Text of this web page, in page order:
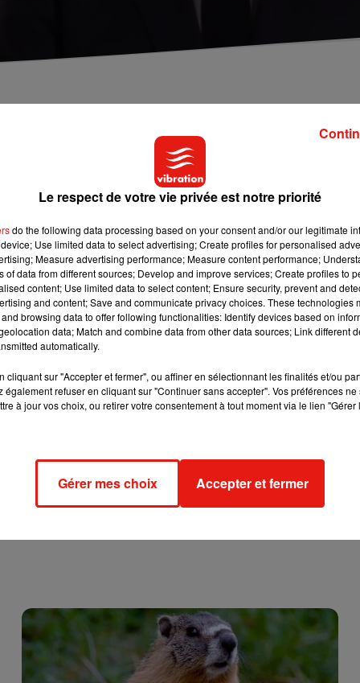
20H00, a annoncé l'Elysée, alors que la sortie
sanitaire, due à la progression du variant Delta.
mois et demi après l'entretien donné le 29 avril par le chef de
mais l'entourage d'Emmanuel Macron a récemment
mois de la fin du quinquennat, en particulier sur les
de défense Covid-19 qui se tiendra lundi matin à
soignants et l'extension du pass sanitaire.
Le respect de votre vie privée est notre priorité
do the following data processing based on your consent and/or our legitimate
Use limited data to select advertising; Create profiles for personalised
Measure advertising performance; Measure content performance;
of data from different sources; Develop and improve services; Create profiles to
content; Use limited data to select content; Ensure security, prevent and
and content; Save and communicate privacy choices. These technologies
browsing data to offer following functionalities: Identify devices based on
data; Match and combine data from other data sources; Link different
automatically.
cliquant sur "Accepter et fermer", ou affiner en sélectionnant les finalités et/ou
également refuser en cliquant sur "Continuer sans accepter". Vos préférences
à jour vos choix, ou retirer votre consentement à tout moment via le lien
Gérer mes choix Accepter et fermer